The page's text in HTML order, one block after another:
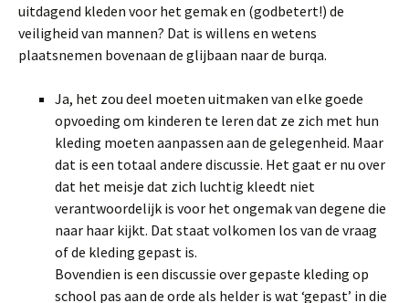
uitdagend kleden voor het gemak en (godbetert!) de
veiligheid van mannen? Dat is willens en wetens
plaatsnemen bovenaan de glijbaan naar de burqa.
Ja, het zou deel moeten uitmaken van elke goede
opvoeding om kinderen te leren dat ze zich met hun
kleding moeten aanpassen aan de gelegenheid. Maar
dat is een totaal andere discussie. Het gaat er nu over
dat het meisje dat zich luchtig kleedt niet
verantwoordelijk is voor het ongemak van degene die
naar haar kijkt. Dat staat volkomen los van de vraag
of de kleding gepast is.
Bovendien is een discussie over gepaste kleding op
school pas aan de orde als helder is wat ‘gepast’ in die